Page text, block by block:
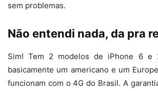
sem problemas.
Não entendi nada, da pra
Sim! Tem 2 modelos de iPhone 6 e
basicamente um americano e um
funcionam com o 4G do Brasil. A